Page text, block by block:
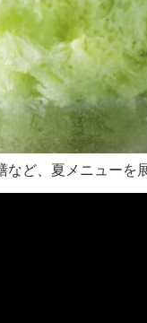
ど、夏メニューを